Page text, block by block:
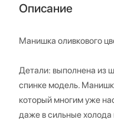
Описание
Манишка оливкового
Детали: выполнена из
спинке модель.
который многим уже
даже в сильные